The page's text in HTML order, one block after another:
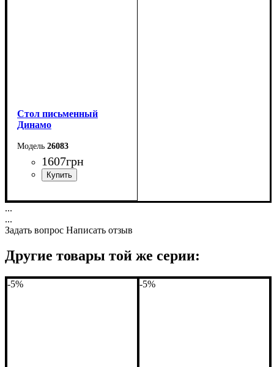
Стол письменный
Динамо
26083
1607грн
Ширина: 83 см
Глубина: 60 см
...
...
Задать вопрос Написать отзыв
Другие товары той же серии:
-5% -5%